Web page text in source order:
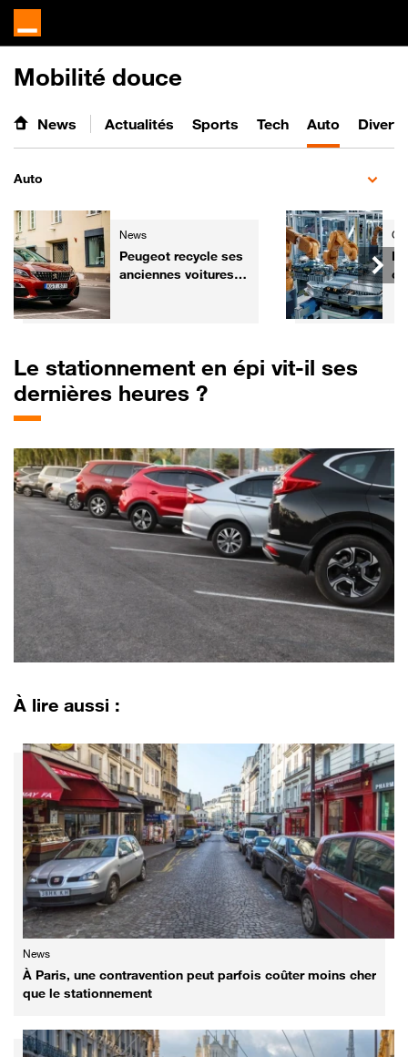
Mobilité douce
News Actualités Sports Tech Auto
Auto
News
Peugeot recycle ses
anciennes voitures
Le stationnement en épi vit-il ses
dernières heures ?
À lire aussi :
News
À Paris, une contravention peut parfois coûter moins cher
que le stationnement